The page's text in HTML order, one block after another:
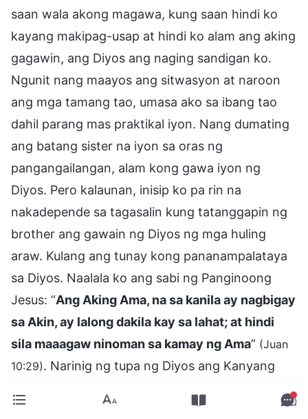
saan wala akong magawa, kung saan hindi ko
kayang makipag-usap at hindi ko alam ang aking
gagawin, ang Diyos ang naging sandigan ko.
Ngunit nang maayos ang sitwasyon at naroon
ang mga tamang tao, umasa ako sa ibang tao
dahil parang mas praktikal iyon. Nang dumating
ang batang sister na iyon sa oras ng
pangangailangan, alam kong gawa iyon ng
Diyos. Pero kalaunan, inisip ko pa rin na
nakadepende sa tagasalin kung tatanggapin ng
brother ang gawain ng Diyos ng mga huling
araw. Kulang ang tunay kong pananampalataya
sa Diyos. Naalala ko ang sabi ng Panginoong
Jesus: “Ang Aking Ama, na sa kanila ay nagbigay
sa Akin, ay lalong dakila kay sa lahat; at hindi
sila maaagaw ninoman sa kamay ng Ama” (Juan
10:29). Narinig ng tupa ng Diyos ang Kanyang
paghihirap ang makakaagaw mula sa Kanyang